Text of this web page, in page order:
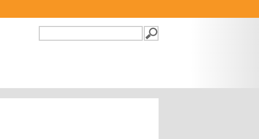
FORMULAIRE DE